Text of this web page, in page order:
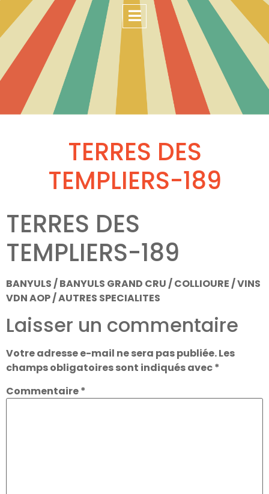
TERRES DES
TEMPLIERS-189
TERRES DES
TEMPLIERS-189
BANYULS / BANYULS GRAND CRU / COLLIOURE / VINS
VDN AOP / AUTRES SPECIALITES
Laisser un commentaire
Votre adresse e-mail ne sera pas publiée.Les
champs obligatoires sont indiqués avec*
Commentaire*